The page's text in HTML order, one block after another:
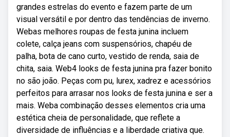
grandes estrelas do evento e fazem parte de um
visual versátil e por dentro das tendências de inverno.
Webas melhores roupas de festa junina incluem
colete, calça jeans com suspensórios, chapéu de
palha, bota de cano curto, vestido de renda, saia de
chita, saia. Web4 looks de festa junina pra fazer bonito
no são joão. Peças com pu, lurex, xadrez e acessórios
perfeitos para arrasar nos looks de festa junina e ser a
mais. Weba combinação desses elementos cria uma
estética cheia de personalidade, que reflete a
diversidade de influências e a liberdade criativa que.